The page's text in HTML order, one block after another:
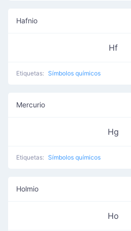
Hafnio
Hf
Etiquetas: Símbolos químicos
Mercurio
Hg
Etiquetas: Símbolos químicos
Holmio
Ho